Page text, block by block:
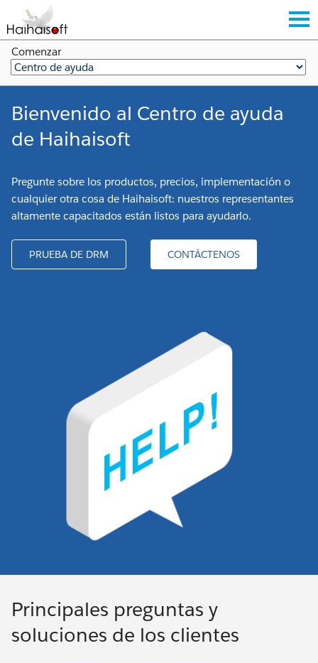
Comenzar
Bienvenido al Centro de ayuda
de Haihaisoft
Pregunte sobre los productos, precios, implementación o
cualquier otra cosa de Haihaisoft: nuestros representantes
altamente capacitados están listos para ayudarlo.
PRUEBA DE DRM CONTÁCTENOS
Principales preguntas y
soluciones de los clientes